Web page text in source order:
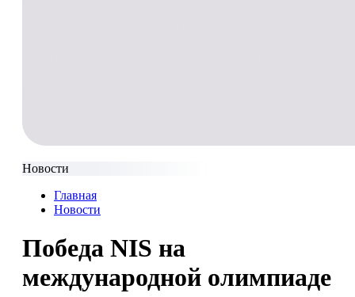
Новости
Главная
Новости
Победа NIS на
международной олимпиаде